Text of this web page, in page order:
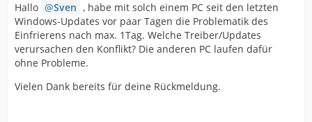
Hallo Sven , habe mit solch einem PC seit den letzten
Windows-Updates vor paar Tagen die Problematik des
Einfrierens nach max. 1Tag. Welche Treiber/Updates
verursachen den Konflikt? Die anderen PC laufen dafür
ohne Probleme.
Vielen Dank bereits für deine Rückmeldung.